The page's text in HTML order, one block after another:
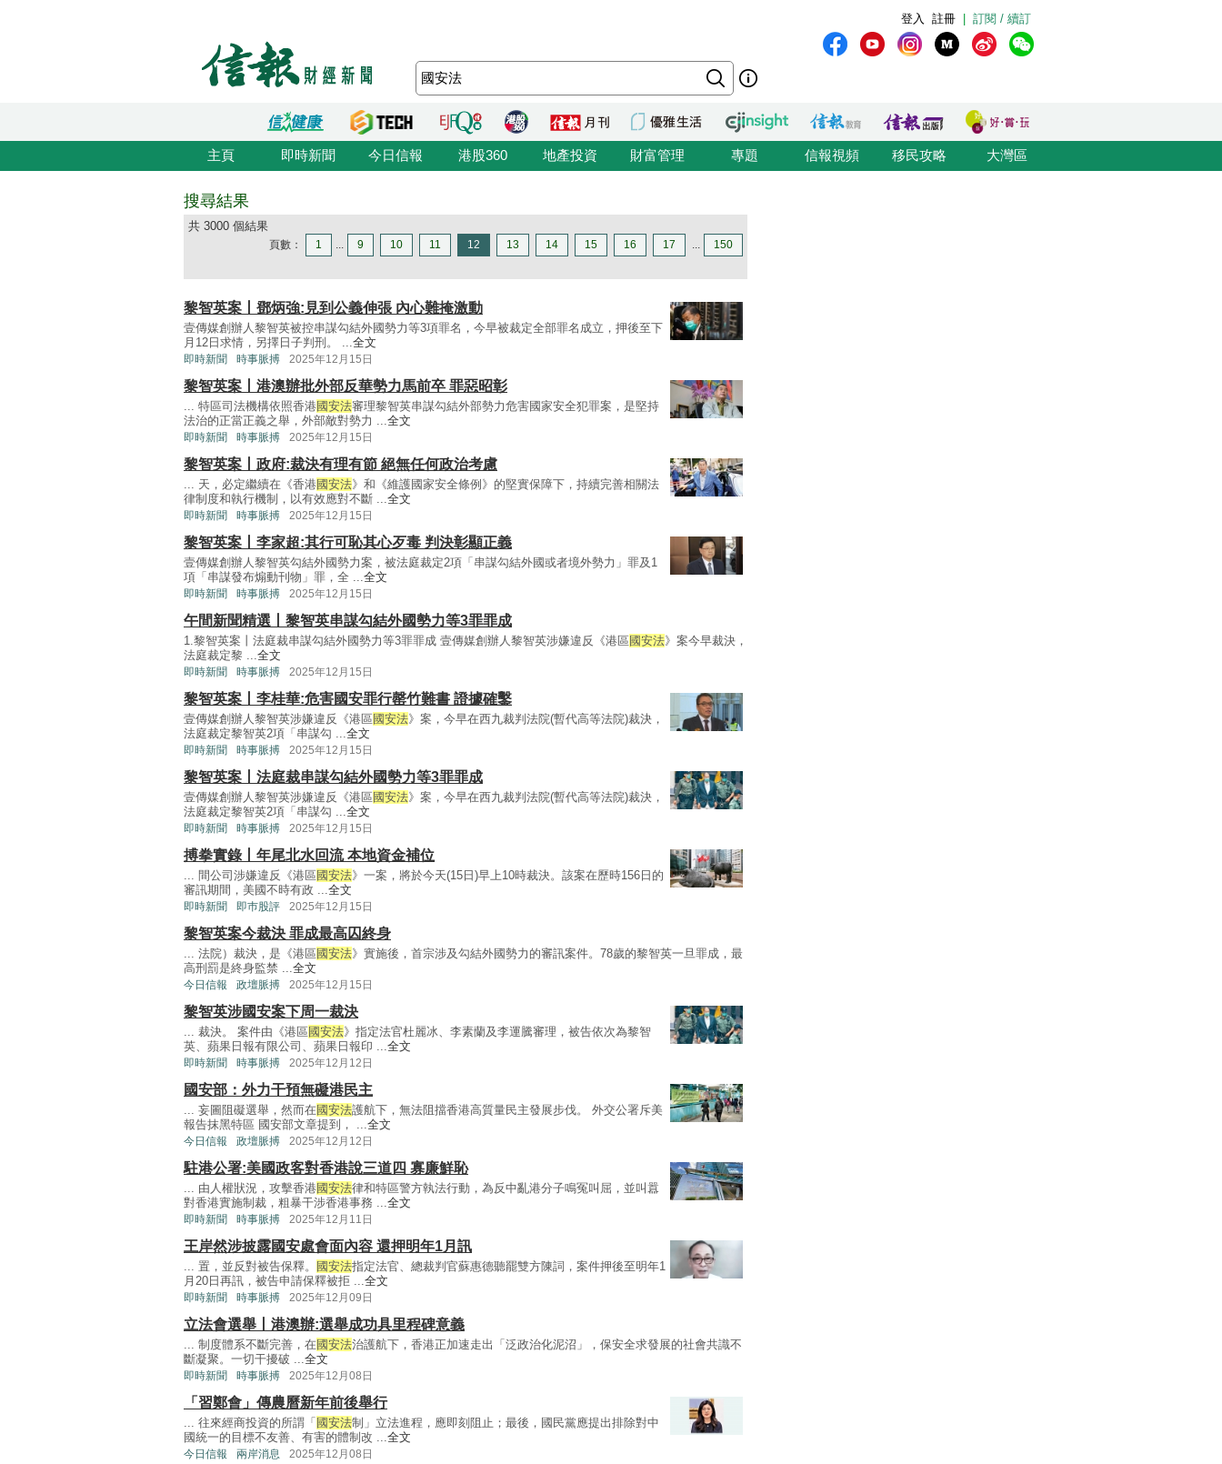
訂閱 / 續訂
註冊
登入
主頁 即時新聞 今日信報 港股360 地產投資 財富管理 專題 信報視頻 移民攻略 大灣區
搜尋結果
共 3000 個結果
頁數： 1 ... 9 10 11 12 13 14 15 16 17 ... 150
黎智英案丨鄧炳強:見到公義伸張 內心難掩激動
壹傳媒創辦人黎智英被控串謀勾結外國勢力等3項罪名，今早被裁定全部罪名成立，押後至下
月12日求情，另擇日子判刑。 ...全文
即時新聞 時事脈搏 2025年12月15日
黎智英案丨港澳辦批外部反華勢力馬前卒 罪惡昭彰
... 特區司法機構依照香港國安法審理黎智英串謀勾結外部勢力危害國家安全犯罪案，是堅持
法治的正當正義之舉，外部敵對勢力 ...全文
即時新聞 時事脈搏 2025年12月15日
黎智英案丨政府:裁決有理有節 絕無任何政治考慮
... 天，必定繼續在《香港國安法》和《維護國家安全條例》的堅實保障下，持續完善相關法
律制度和執行機制，以有效應對不斷 ...全文
即時新聞 時事脈搏 2025年12月15日
黎智英案丨李家超:其行可恥其心歹毒 判決彰顯正義
壹傳媒創辦人黎智英勾結外國勢力案，被法庭裁定2項「串謀勾結外國或者境外勢力」罪及1
項「串謀發布煽動刊物」罪，全 ...全文
即時新聞 時事脈搏 2025年12月15日
午間新聞精選丨黎智英串謀勾結外國勢力等3罪罪成
1.黎智英案丨法庭裁串謀勾結外國勢力等3罪罪成 壹傳媒創辦人黎智英涉嫌違反《港區 國安法》案今早裁決，
法庭裁定黎 ...全文
即時新聞 時事脈搏 2025年12月15日
黎智英案丨李桂華:危害國安罪行罄竹難書 證據確鑿
壹傳媒創辦人黎智英涉嫌違反《港區 國安法》案，今早在西九裁判法院(暫代高等法院)裁決，
法庭裁定黎智英2項「串謀勾 ...全文
即時新聞 時事脈搏 2025年12月15日
黎智英案丨法庭裁串謀勾結外國勢力等3罪罪成
壹傳媒創辦人黎智英涉嫌違反《港區 國安法》案，今早在西九裁判法院(暫代高等法院)裁決，
法庭裁定黎智英2項「串謀勾 ...全文
即時新聞 時事脈搏 2025年12月15日
搏拳實錄丨年尾北水回流 本地資金補位
... 間公司涉嫌違反《港區 國安法》一案，將於今天(15日)早上10時裁決。該案在歷時156日的
審訊期間，美國不時有政 ...全文
即時新聞 即巿股評 2025年12月15日
黎智英案今裁決 罪成最高囚終身
... 法院）裁決，是《港區 國安法》實施後，首宗涉及勾結外國勢力的審訊案件。78歲的黎智英一旦罪成，最
高刑罰是終身監禁 ...全文
今日信報 政壇脈搏 2025年12月15日
黎智英涉國安案下周一裁決
... 裁決。 案件由《港區 國安法》指定法官杜麗冰、李素蘭及李運騰審理，被告依次為黎智
英、蘋果日報有限公司、蘋果日報印 ...全文
即時新聞 時事脈搏 2025年12月12日
國安部：外力干預無礙港民主
... 妄圖阻礙選舉，然而在 國安法護航下，無法阻擋香港高質量民主發展步伐。 外交公署斥美
報告抹黑特區 國安部文章提到， ...全文
今日信報 政壇脈搏 2025年12月12日
駐港公署:美國政客對香港說三道四 寡廉鮮恥
... 由人權狀況，攻擊香港國安法律和特區警方執法行動，為反中亂港分子鳴冤叫屈，並叫囂
對香港實施制裁，粗暴干涉香港事務 ...全文
即時新聞 時事脈搏 2025年12月11日
王岸然涉披露國安處會面內容 還押明年1月訊
... 置，並反對被告保釋。 國安法指定法官、總裁判官蘇惠德聽罷雙方陳詞，案件押後至明年1
月20日再訊，被告申請保釋被拒 ...全文
即時新聞 時事脈搏 2025年12月09日
立法會選舉丨港澳辦:選舉成功具里程碑意義
... 制度體系不斷完善，在 國安法治護航下，香港正加速走出「泛政治化泥沼」，保安全求發展的社會共識不
斷凝聚。一切干擾破 ...全文
即時新聞 時事脈搏 2025年12月08日
「習鄭會」傳農曆新年前後舉行
... 往來經商投資的所謂「 國安法制」立法進程，應即刻阻止；最後，國民黨應提出排除對中
國統一的目標不友善、有害的體制改 ...全文
今日信報 兩岸消息 2025年12月08日